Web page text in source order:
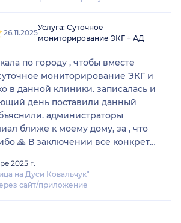
26.11.2025
Услуга: Суточное
мониторирование ЭКГ + АД
по городу , чтобы вместе
мониторирование ЭКГ и
в данной клиники. записалась и
день поставили данный
администраторы
ближе к моему дому, за , что
🙏 В заключении все конкретно
спасибо 🙏
2025 г.
на Дуси Ковальчук"
сайт/приложение